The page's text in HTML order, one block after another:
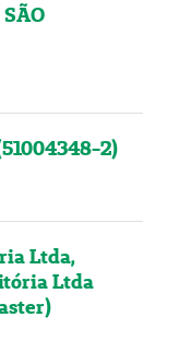
2)
Ltda,
Ltda